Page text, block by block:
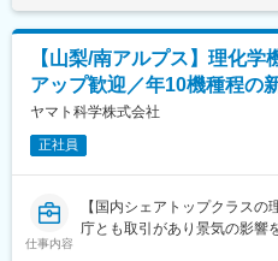
・生産性向上やコスト削減の
・品質トラブルの予防・改善
4. 部門連携
・R&D、製造、品質部門と
・不具合の原因分析と改善対応
・関係者と調整しながらプロ
で、研究現場で長期的に利用
手・信頼性を磨き続ける設計
・恒温水槽（温度管理を要す
・コロニーカウンター（微生
・乾燥機（試料処理や素材評
■組織：
特注製品は別部門で対応して
【山梨/南アルプス】理化
アップ歓迎／年10機種程の
ヤマト科学株式会社
正社員
仕事内容
【国内シェアトップクラス
庁とも取引があり景気の影響